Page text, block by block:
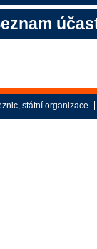
státní organizace